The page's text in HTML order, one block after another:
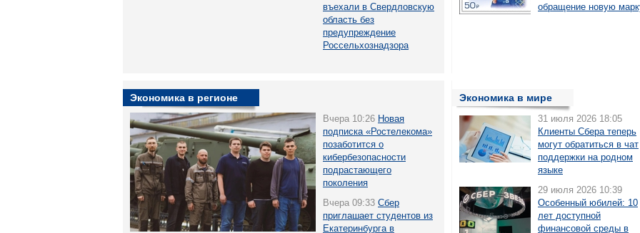
въехали в Свердловскую
область без
предупреждение
Россельхознадзора
обращение новую
Экономика в регионе
Вчера 10:26 Новая
подписка «Ростелекома»
позаботится о
кибербезопасности
подрастающего
поколения
Вчера 09:33 Сбер
приглашает студентов из
Екатеринбурга в
Экономика в мире
31 июля 2026 18:05
Клиенты Сбера теперь
могут обратиться в чат
поддержки на родном
языке
29 июля 2026 10:39
Особенный юбилей: 10
лет доступной
финансовой среды в